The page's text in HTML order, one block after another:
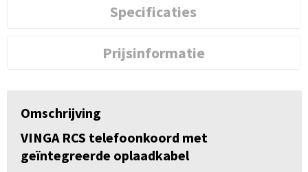
Specificaties
Prijsinformatie
Omschrijving
VINGA RCS telefoonkoord met
geïntegreerde oplaadkabel